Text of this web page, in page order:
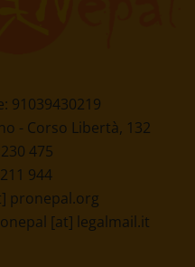
91039430219
- Corso Libertà, 132
475
944
pronepal.org
[at] legalmail.it